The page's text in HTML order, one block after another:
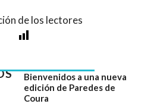
de los lectores
Bienvenidos a una nueva
edición de Paredes de
Coura